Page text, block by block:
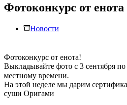
Фотоконкурс от енота
Новости
Фотоконкурс от енота!
Выкладывайте фото с 3 сентября
местному времени.⠀⠀
На этой неделе мы дарим
суши Оригами